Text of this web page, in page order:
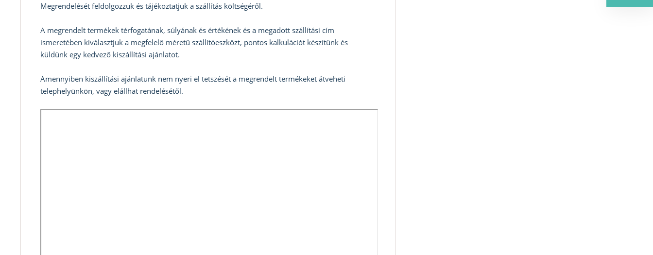
Megrendelését feldolgozzuk és tájékoztatjuk a szállítás költségéről.
A megrendelt termékek térfogatának, súlyának és értékének és a megadott szállítási cím
ismeretében kiválasztjuk a megfelelő méretű szállítóeszközt, pontos kalkulációt készítünk és
küldünk egy kedvező kiszállítási ajánlatot.
Amennyiben kiszállítási ajánlatunk nem nyeri el tetszését a megrendelt termékeket átveheti
telephelyünkön, vagy elállhat rendelésétől.